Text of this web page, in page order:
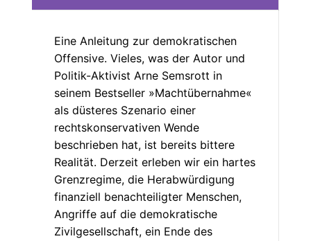
Eine Anleitung zur demokratischen
Offensive. Vieles, was der Autor und
Politik-Aktivist Arne Semsrott in
seinem Bestseller »Machtübernahme«
als düsteres Szenario einer
rechtskonservativen Wende
beschrieben hat, ist bereits bittere
Realität. Derzeit erleben wir ein hartes
Grenzregime, die Herabwürdigung
finanziell benachteiligter Menschen,
Angriffe auf die demokratische
Zivilgesellschaft, ein Ende des